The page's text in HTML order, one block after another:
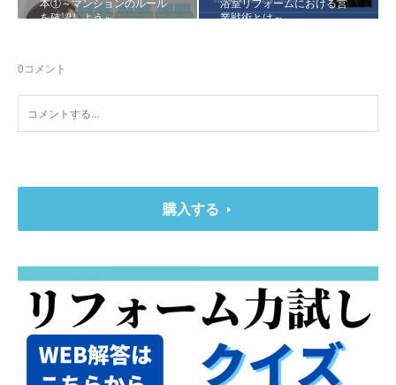
を確認しよう～
業戦術とは～
0コメント
購入する